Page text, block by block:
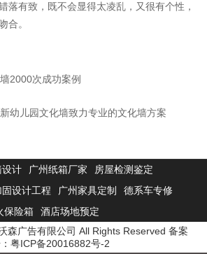
落有致，既不会显得太凌乱，又很有个性，
合。
2000次成功案例
幼儿园文化墙致力专业的文化墙方案
设计 广州纸箱厂家
房屋检测鉴定
固设计工程 广州家具定制
德系车专修
保险箱
酒店场地预定
森广告有限公司 All Rights Reserved 备案
粤ICP备20016882号-2